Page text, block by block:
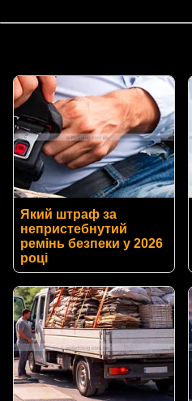
Який штраф за
непристебнутий
ремінь безпеки у 2026
році